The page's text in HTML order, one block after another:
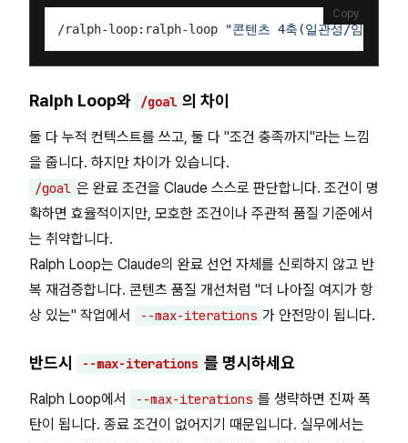
/ralph-loop:ralph-loop "콘텐츠 4축(일관성/임팩트/
Copy
Ralph Loop와 /goal 의 차이
둘 다 누적 컨텍스트를 쓰고, 둘 다 "조건 충족까지"라는 느낌
을 줍니다. 하지만 차이가 있습니다.
/goal 은 완료 조건을 Claude 스스로 판단합니다. 조건이 명
확하면 효율적이지만, 모호한 조건이나 주관적 품질 기준에서
는 취약합니다.
Ralph Loop는 Claude의 완료 선언 자체를 신뢰하지 않고 반
복 재검증합니다. 콘텐츠 품질 개선처럼 "더 나아질 여지가 항
상 있는" 작업에서
--max-iterations 가 안전망이 됩니다.
반드시 --max-iterations 를 명시하세요
Ralph Loop에서 --max-iterations 를 생략하면 진짜 폭
탄이 됩니다. 종료 조건이 없어지기 때문입니다. 실무에서는